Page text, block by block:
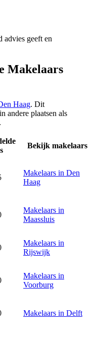
advies geeft en
Makelaars
Haag. Dit
andere plaatsen als
.
Bekijk makelaars
Makelaars in Den
Haag
Makelaars in
Maassluis
Makelaars in
Rijswijk
Makelaars in
Voorburg
Makelaars in Delft